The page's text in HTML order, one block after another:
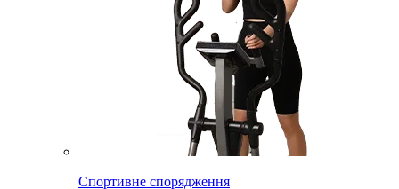
Спортивне спорядження